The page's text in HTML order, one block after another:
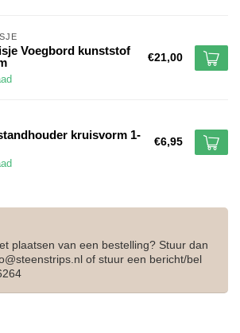
Voegbord kunststof
€21,00
kruisvorm 1-
€6,95
plaatsen van een bestelling? Stuur dan
of stuur een bericht/bel